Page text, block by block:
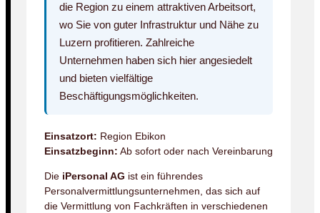
die Region zu einem attraktiven Arbeitsort,
wo Sie von guter Infrastruktur und Nähe zu
Luzern profitieren. Zahlreiche
Unternehmen haben sich hier angesiedelt
und bieten vielfältige
Beschäftigungsmöglichkeiten.
Einsatzort: Region Ebikon
Einsatzbeginn: Ab sofort oder nach Vereinbarung
Die iPersonal AG ist ein führendes
Personalvermittlungsunternehmen, das sich auf
die Vermittlung von Fachkräften in verschiedenen